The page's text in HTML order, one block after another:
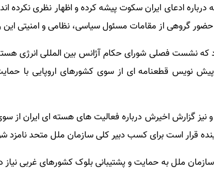
ادعای ایران سکوت پیشه کرده و اظهار نظری نکرده
گروهی از مقامات مسئول سیاسی، نظامی و امنیتی این
که نشست فصلی شورای حکام آژانس بین المللی انرژی
نویس قطعنامه ای از سوی کشورهای اروپایی با حمایت
گزارش اخیرش درباره فعالیت های هسته ای ایران از
قرار است برای کسب دبیر کلی سازمان ملل متحد نامزد
ملل به حمایت و پشتیبانی بلوک کشورهای غربی نیاز